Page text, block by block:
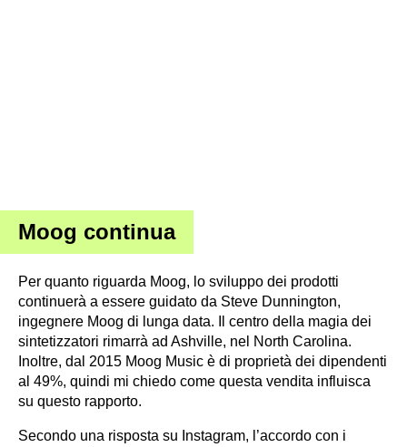
Moog continua
Per quanto riguarda Moog, lo sviluppo dei prodotti
continuerà a essere guidato da Steve Dunnington,
ingegnere Moog di lunga data. Il centro della magia dei
sintetizzatori rimarrà ad Ashville, nel North Carolina.
Inoltre, dal 2015 Moog Music è di proprietà dei dipendenti
al 49%, quindi mi chiedo come questa vendita influisca
su questo rapporto.
Secondo una risposta su Instagram, l’accordo con i